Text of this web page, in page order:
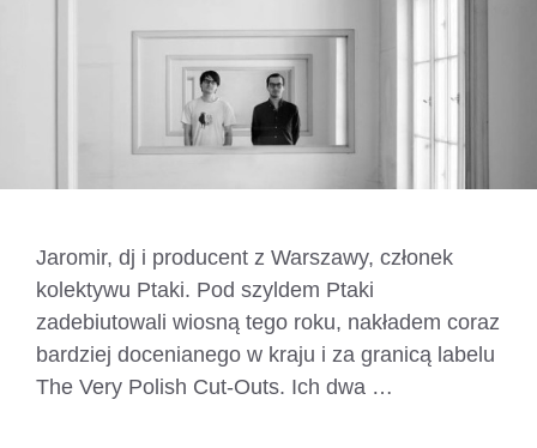
Jaromir, dj i producent z Warszawy, członek
kolektywu Ptaki. Pod szyldem Ptaki
zadebiutowali wiosną tego roku, nakładem coraz
bardziej docenianego w kraju i za granicą labelu
The Very Polish Cut-Outs. Ich dwa …